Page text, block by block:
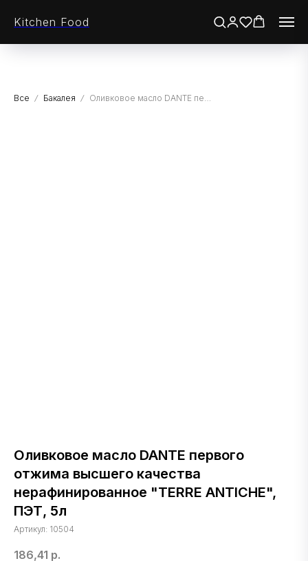
Kitchen Food
Все Бакалея Оливковое масло DANTE первого отжима высшего качества нерафинированное "TERRE ANTICHE", ПЭТ, 5л
Оливковое масло DANTE первого
отжима высшего качества
нерафинированное "TERRE ANTICHE",
ПЭТ, 5л
Артикул: 10504
186,41 р.